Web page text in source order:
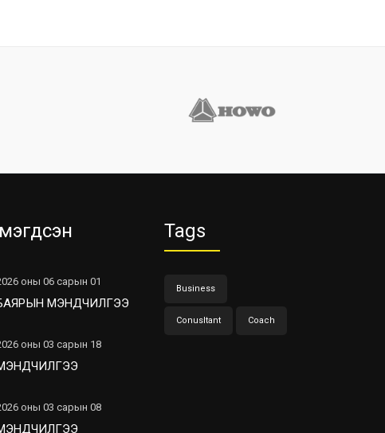
оны 06 сарын 01
МЭНДЧИЛГЭЭ
оны 03 сарын 18
оны 03 сарын 08
Tags
Business
Conusltant Coach